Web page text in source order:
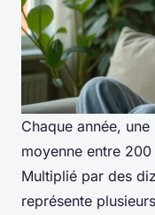
Chaque année,
moyenne entre
Multiplié par des
représente